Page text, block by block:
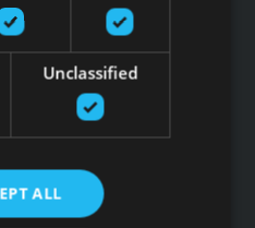
iela 6 k-3, Rīga, LV-1006
Nr. LV44103017158
, SWIFT: UNLALV2X
TAVĀ E-PASTĀ
Unclassified
ALL